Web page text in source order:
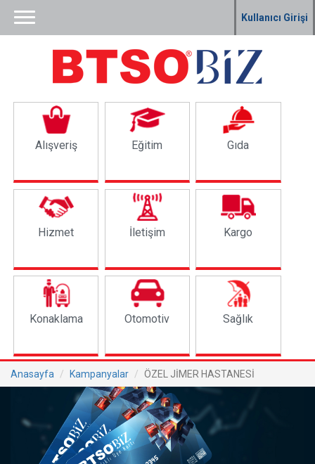
Kullanıcı Girişi
Alışveriş Eğitim Gıda
Hizmet İletişim Kargo
Konaklama Otomotiv Sağlık
Anasayfa Kampanyalar ÖZEL JİMER HASTANESİ